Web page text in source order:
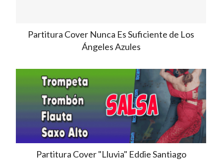
Partitura Cover Nunca Es Suficiente de Los
Ángeles Azules
Partitura Cover "Lluvia" Eddie Santiago